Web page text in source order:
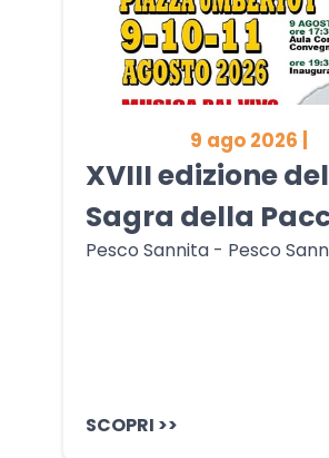
9 ago 2026 |
XVIII edizione
Sagra della
Pesco Sannita - Pesco
SCOPRI >>